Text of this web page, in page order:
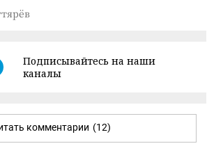
Подписывайтесь на наши
каналы
комментарии (12)